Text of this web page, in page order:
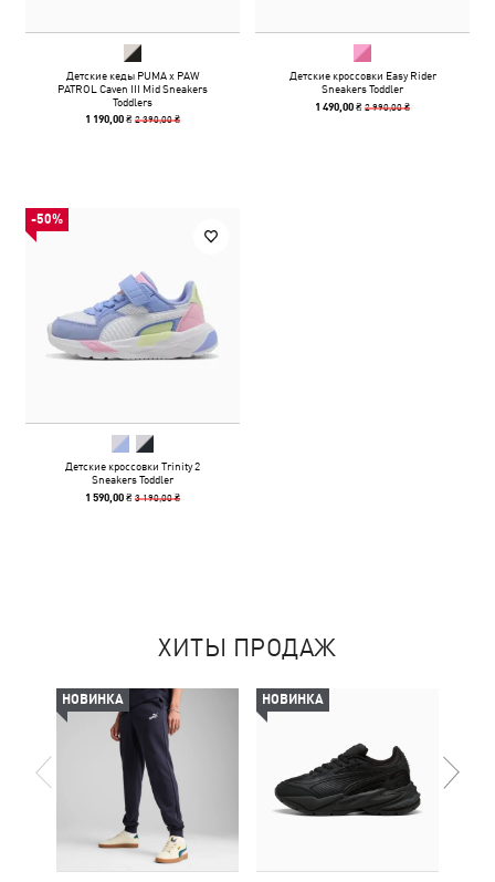
Детские кеды PUMA x PAW
PATROL Caven III Mid Sneakers
Toddlers
1 190,00 ₴2 390,00 ₴
Детские кроссовки Easy Rider
Sneakers Toddler
1 490,00 ₴2 990,00 ₴
-50%
Детские кроссовки Trinity 2
Sneakers Toddler
1 590,00 ₴3 190,00 ₴
ХИТЫ ПРОДАЖ
НОВИНКА НОВИНКА